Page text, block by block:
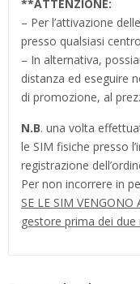
**ATTENZIONE:
– Per l’attivazione
presso qualsiasi
– In alternativa,
distanza ed eseguire
di promozione, al
N.B. una volta
le SIM fisiche presso
registrazione
Per non incorrere in
SE LE SIM
gestore prima dei due